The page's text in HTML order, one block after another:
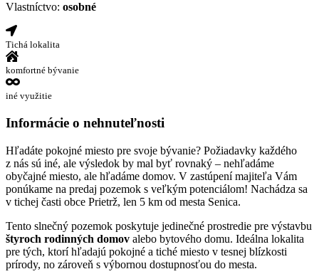
Vlastníctvo: osobné
Tichá lokalita
komfortné bývanie
iné využitie
Informácie o nehnuteľnosti
Hľadáte pokojné miesto pre svoje bývanie? Požiadavky každého
z nás sú iné, ale výsledok by mal byť rovnaký – nehľadáme
obyčajné miesto, ale hľadáme domov. V zastúpení majiteľa Vám
ponúkame na predaj pozemok s veľkým potenciálom! Nachádza sa
v tichej časti obce Prietrž, len 5 km od mesta Senica.
Tento slnečný pozemok poskytuje jedinečné prostredie pre výstavbu
štyroch rodinných domov alebo bytového domu. Ideálna lokalita
pre tých, ktorí hľadajú pokojné a tiché miesto v tesnej blízkosti
prírody, no zároveň s výbornou dostupnosťou do mesta.